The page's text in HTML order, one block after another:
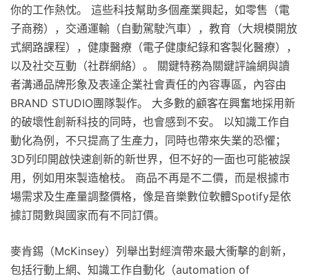
你的工作熱忱。 這些科技幫助多個產業興起，如零售（電
子商務），交通運輸（自動駕駛汽車），教育（大規模開放
式網路課程），健康醫療（電子健康紀錄和客製化醫療），
以及社交互動（社群網絡）。 關鍵特務為關鍵評論網與讀
者溝通品牌形象及表達企業社會責任的內容專區，內容由
BRAND STUDIO團隊製作。 大多數的顧客在興奮地採用新
的破壞性創新科技的同時，也會感到不安。 以知識工作自
動化為例，不只提高了生產力，同時也帶來失業的恐懼；
3D列印開啟快速創新的新世界，但不好的一面也可能被誤
用，例如用來製造槍枝。 商品不再是不二價，而是根據市
場需求及生產量調整價格，像是音樂數位軟體Spotify是依
據訂閱數與國家而有不同訂價。
麥肯錫（McKinsey）列舉出對經濟帶來最大衝擊的創新，
包括行動上網、知識工作自動化（automation of